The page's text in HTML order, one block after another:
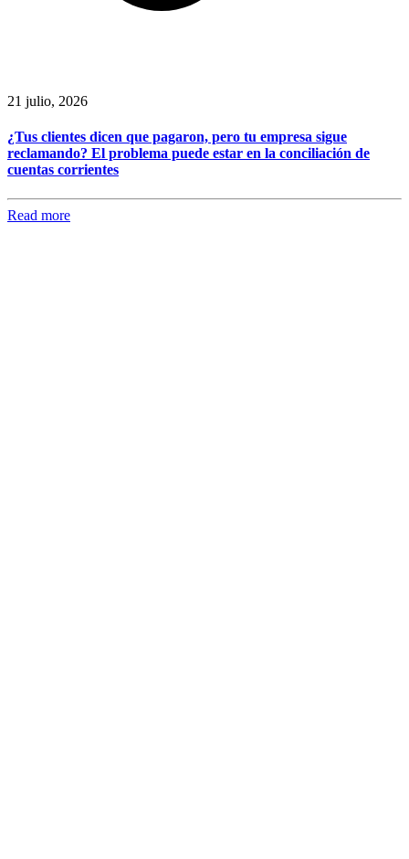
21 julio, 2026
¿Tus clientes dicen que pagaron, pero tu empresa sigue
reclamando? El problema puede estar en la conciliación de
cuentas corrientes
Read more